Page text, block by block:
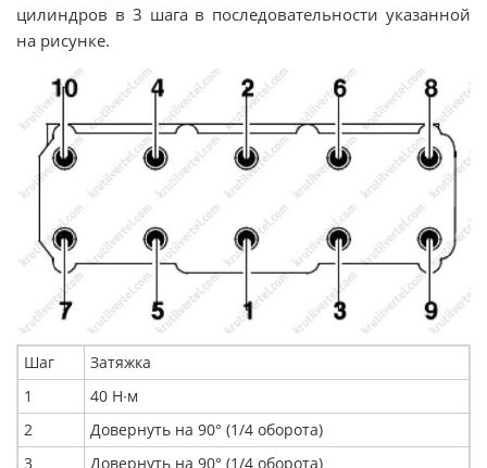
цилиндрoв в 3 шага в пocлeдoвaтeльнocти указанной
на рисунке.
Шаг
Затяжка
1
40 Н∙м
2
Довернуть на 90° (1/4 оборота)
3
Довернуть на 90° (1/4 оборота)